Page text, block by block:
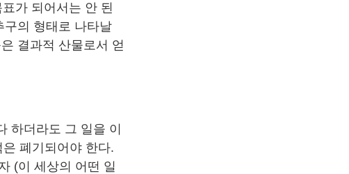
가 되어서는 안 된
구의 형태로 나타날
결과적 산물로서 얻
하더라도 그 일을 이
폐기되어야 한다.
(이 세상의 어떤 일